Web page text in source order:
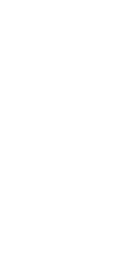
Parada
v Sloveniji
Včerajšnja
telovadbo,
besed
in
programa
Ormož. V
Univerze
Na
Ormož, OŠ